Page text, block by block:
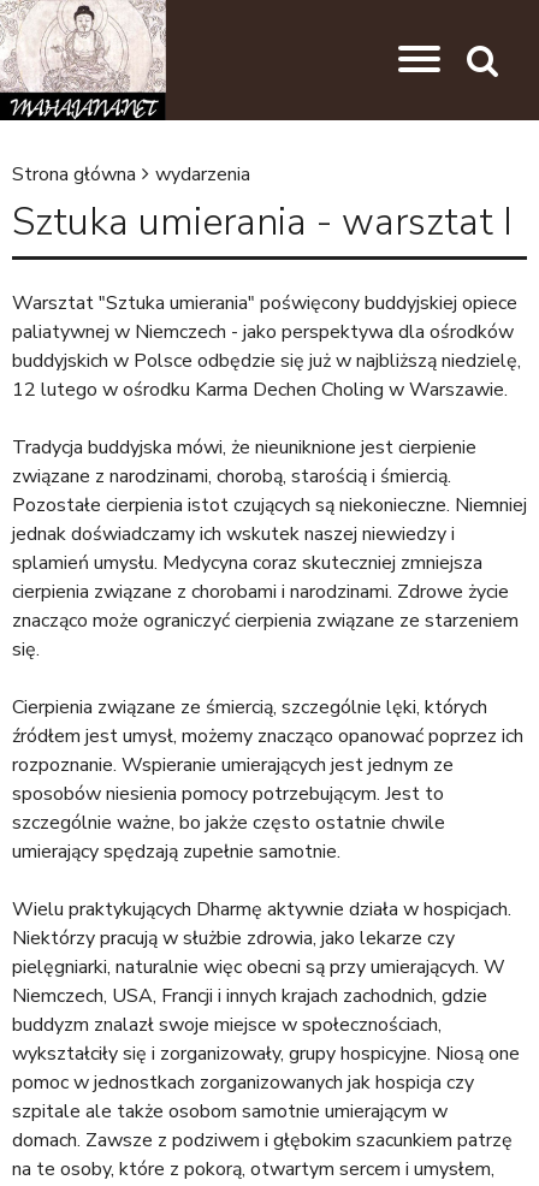
J
e
t
e
ś
u
t
a
j
Strona główna wydarzenia
Sztuka umierania - warsztat I
Warsztat "Sztuka umierania" poświęcony buddyjskiej opiece
paliatywnej w Niemczech - jako perspektywa dla ośrodków
buddyjskich w Polsce odbędzie się już w najbliższą niedzielę,
12 lutego w ośrodku Karma Dechen Choling w Warszawie.
Tradycja buddyjska mówi, że nieuniknione jest cierpienie
związane z narodzinami, chorobą, starością i śmiercią.
Pozostałe cierpienia istot czujących są niekonieczne. Niemniej
jednak doświadczamy ich wskutek naszej niewiedzy i
splamień umysłu. Medycyna coraz skuteczniej zmniejsza
cierpienia związane z chorobami i narodzinami. Zdrowe życie
znacząco może ograniczyć cierpienia związane ze starzeniem
się.
Cierpienia związane ze śmiercią, szczególnie lęki, których
źródłem jest umysł, możemy znacząco opanować poprzez ich
rozpoznanie. Wspieranie umierających jest jednym ze
sposobów niesienia pomocy potrzebującym. Jest to
szczególnie ważne, bo jakże często ostatnie chwile
umierający spędzają zupełnie samotnie.
Wielu praktykujących Dharmę aktywnie działa w hospicjach.
Niektórzy pracują w służbie zdrowia, jako lekarze czy
pielęgniarki, naturalnie więc obecni są przy umierających. W
Niemczech, USA, Francji i innych krajach zachodnich, gdzie
buddyzm znalazł swoje miejsce w społecznościach,
wykształciły się i zorganizowały, grupy hospicyjne. Niosą one
pomoc w jednostkach zorganizowanych jak hospicja czy
szpitale ale także osobom samotnie umierającym w
domach. Zawsze z podziwem i głębokim szacunkiem patrzę
na te osoby, które z pokorą, otwartym sercem i umysłem,